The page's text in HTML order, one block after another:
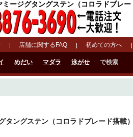
ミージグタングステン（コロラドブレ
店舗に関するFAQ 初めての方へ
めだい マダラ 泳がせ で検索
ングステン（コロラドブレード搭載）